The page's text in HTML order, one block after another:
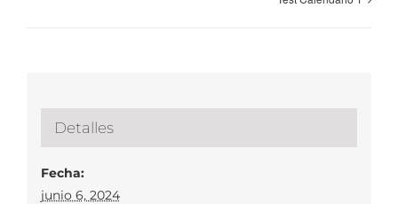
Detalles
Fecha:
junio 6, 2024